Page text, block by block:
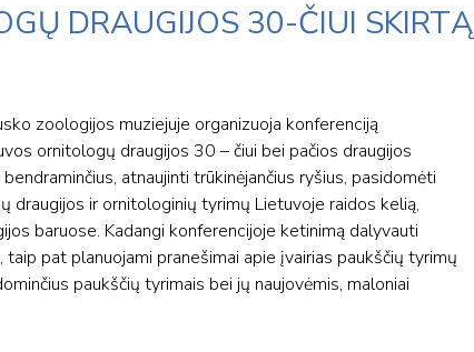
DRAUGIJOS 30-ČIUI SKIRTĄ
zoologijos muziejuje organizuoja konferenciją
ornitologų draugijos 30 – čiui bei pačios draugijos
atnaujinti trūkinėjančius ryšius, pasidomėti
ir ornitologinių tyrimų Lietuvoje raidos kelią,
baruose. Kadangi konferencijoje ketinimą dalyvauti
pat planuojami pranešimai apie įvairias paukščių tyrimų
paukščių tyrimais bei jų naujovėmis, maloniai